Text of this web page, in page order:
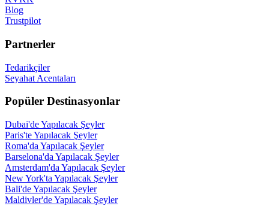
Blog
Trustpilot
Partnerler
Tedarikçiler
Seyahat Acentaları
Popüler Destinasyonlar
Dubai'de Yapılacak Şeyler
Paris'te Yapılacak Şeyler
Roma'da Yapılacak Şeyler
Barselona'da Yapılacak Şeyler
Amsterdam'da Yapılacak Şeyler
New York'ta Yapılacak Şeyler
Bali'de Yapılacak Şeyler
Maldivler'de Yapılacak Şeyler